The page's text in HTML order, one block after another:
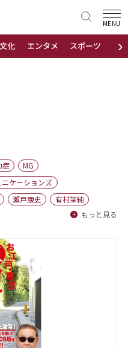
›
化 エンタメ スポーツ 地域
MENU
症
MG
ニケーションズ
瀬戸康史
有村架純
もっと見る